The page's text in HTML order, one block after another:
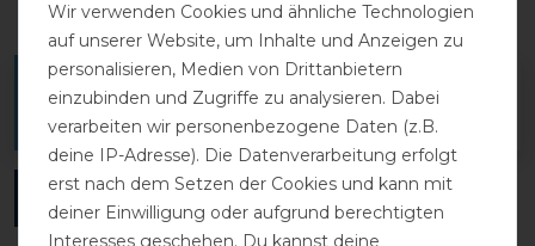
Melde dich an, um eine Kundenrezension zu
verfassen.
Wir verwenden Cookies und ähnliche Technologien
auf unserer Website, um Inhalte und Anzeigen zu
personalisieren, Medien von Drittanbietern
einzubinden und Zugriffe zu analysieren. Dabei
verarbeiten wir personenbezogene Daten (z.B.
deine IP-Adresse). Die Datenverarbeitung erfolgt
erst nach dem Setzen der Cookies und kann mit
deiner Einwilligung oder aufgrund berechtigten
Interesses geschehen. Du kannst deine